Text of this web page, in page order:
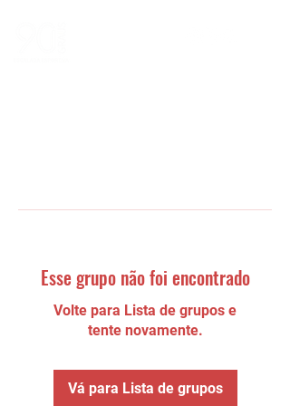
Esse grupo não foi encontrado
Volte para Lista de grupos e
tente novamente.
Vá para Lista de grupos